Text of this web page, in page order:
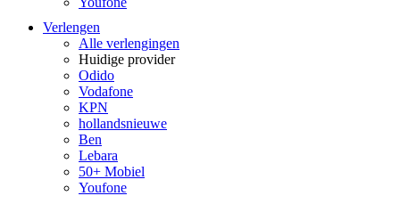
Verlengen
Alle verlengingen
Huidige provider
Odido
Vodafone
KPN
hollandsnieuwe
Ben
Lebara
50+ Mobiel
Youfone